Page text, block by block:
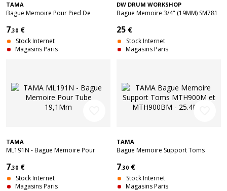
TAMA
Bague Memoire Pour Pied De
7.30 €
Stock Internet
Magasins Paris
DW DRUM WORKSHOP
Bague Memoire 3/4" (19MM) SM781
25 €
Stock Internet
Magasins Paris
TAMA
ML191N - Bague Memoire Pour
7.30 €
Stock Internet
Magasins Paris
TAMA
Bague Memoire Support Toms
7.30 €
Stock Internet
Magasins Paris